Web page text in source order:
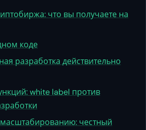
что вы получаете на
коде
разработка действительно
white label против
честный